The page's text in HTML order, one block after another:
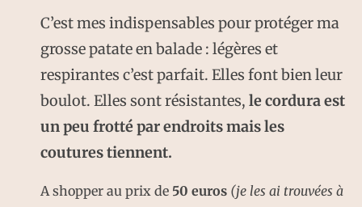
C’est mes indispensables pour protéger ma
grosse patate en balade : légères et
respirantes c’est parfait. Elles font bien leur
boulot. Elles sont résistantes, le cordura est
un peu frotté par endroits mais les
coutures tiennent.
A shopper au prix de 50 euros (je les ai trouvées à